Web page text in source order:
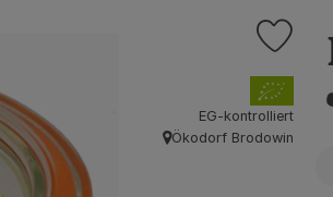
, Verband:
EG-kontrolliert
, Herkunft:
Ökodorf Brodowin